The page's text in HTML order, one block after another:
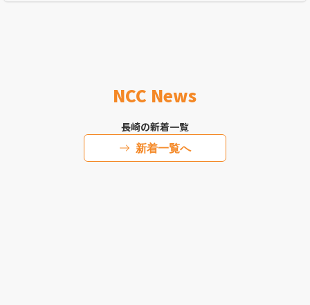
NCC News
長崎の新着一覧
新着一覧へ